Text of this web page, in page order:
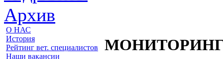
Архив
О НАС
История
Рейтинг вет. специалистов
Наши вакансии
МОНИТОРИНГ